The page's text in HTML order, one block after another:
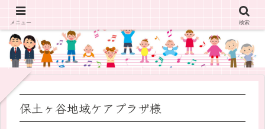
保土ヶ谷地域ケアプラザ様
メニュー 検索